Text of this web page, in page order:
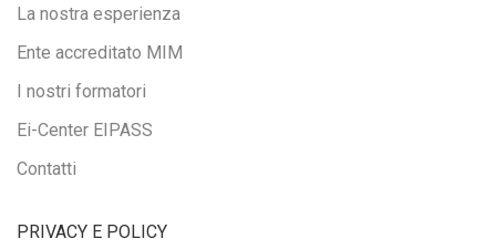
La nostra esperienza
Ente accreditato MIM
I nostri formatori
Ei-Center EIPASS
Contatti
PRIVACY E POLICY